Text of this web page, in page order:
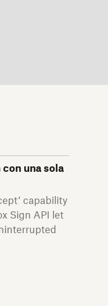
una sola
capability
Sign API let